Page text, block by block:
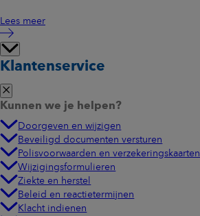
Lees meer
Klantenservice
Kunnen we je helpen?
Doorgeven en wijzigen
Beveiligd documenten versturen
Polisvoorwaarden en verzekeringskaarten
Wijzigingsformulieren
Ziekte en herstel
Beleid en reactietermijnen
Klacht indienen